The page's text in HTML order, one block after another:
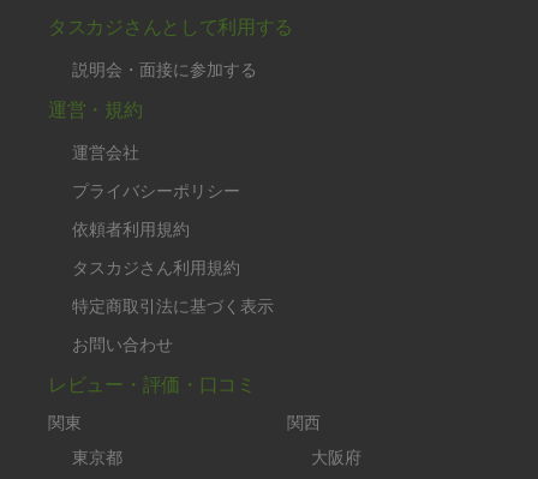
タスカジさんとして利用する
説明会・面接に参加する
運営・規約
運営会社
プライバシーポリシー
依頼者利用規約
タスカジさん利用規約
特定商取引法に基づく表示
お問い合わせ
レビュー・評価・口コミ
関東
東京都
関西
大阪府